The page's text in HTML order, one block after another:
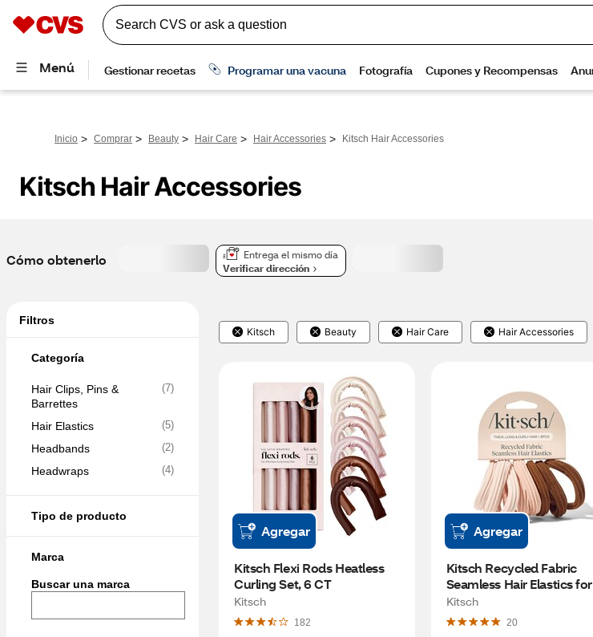
Inicio > Comprar > Beauty > Hair Care > Hair Accessories > Kitsch Hair Accessories
Kitsch Hair Accessories
Cómo obtenerlo
Entrega el mismo día
Verificar dirección
Filtros
Categoría
Hair Clips, Pins &
Barrettes
(7)
Hair Elastics (5)
Headbands (2)
Headwraps (4)
Tipo de producto
Marca
Buscar una marca
Kitsch Beauty Hair Care Hair Accessories
Agregar
Kitsch Flexi Rods Heatless
Curling Set, 6 CT
Kitsch
182
Agregar
Kitsch Recycled Fabric
Seamless Hair Elastics for
Thick, Long & Curly Hair,
Rosewood, 8 CT
Kitsch
20